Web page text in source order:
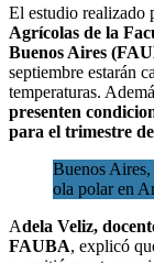
El estudio realizado
Agrícolas de la
Buenos Aires
septiembre estarán
temperaturas.
presenten
para el trimestre
Buenos
ola polar en
Adela Veliz,
FAUBA, explicó